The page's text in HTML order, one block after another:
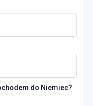
do Niemiec?